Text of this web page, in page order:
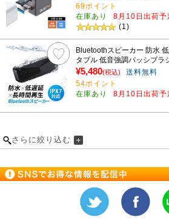
69ポイント
在庫あり
8月10日出荷予
(1)
Bluetoothスピーカー 防水
タブル 低音強調パッシブラ
¥5,480(税込)
送料無料
54ポイント
在庫あり
8月10日出荷予
さらに絞り込む